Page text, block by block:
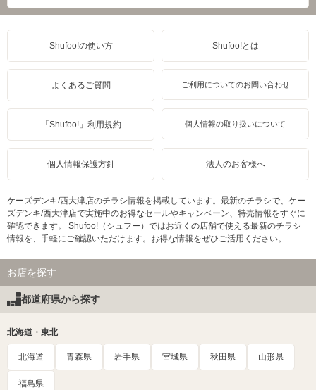
Shufoo!の使い方 Shufoo!とは
よくあるご質問 ご利用についてのお問い合わせ
「Shufoo!」利用規約 個人情報の取り扱いについて
個人情報保護方針 法人のお客様へ
ケーズデンキ/西大津店のチラシ情報を掲載しています。最新のチラシで、ケー
ズデンキ/西大津店で実施中のお得なセールやキャンペーン、特売情報をすぐに
確認できます。 Shufoo!（シュフー）ではお近くの店舗で使える最新のチラシ
情報を、手軽にご確認いただけます。お得な情報をぜひご活用ください。
お店を探す
都道府県から探す
北海道・東北
北海道 青森県 岩手県 宮城県 秋田県 山形県
福島県